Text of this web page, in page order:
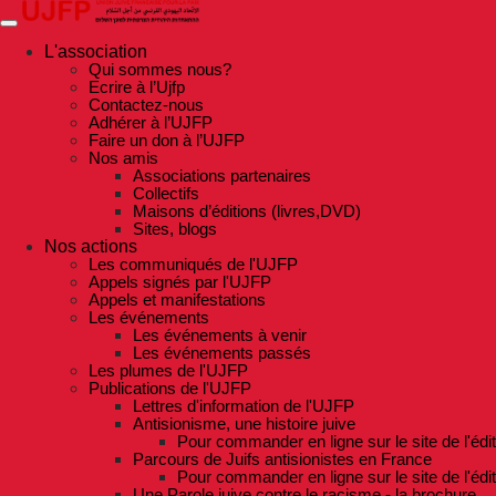
Skip
to
contentL'association
Qui sommes nous?
Ecrire à l’Ujfp
Contactez-nous
Adhérer à l’UJFP
Faire un don à l’UJFP
Nos amis
Associations partenaires
Collectifs
Maisons d’éditions (livres,DVD)
Sites, blogs
Nos actions
Les communiqués de l'UJFP
Appels signés par l'UJFP
Appels et manifestations
Les événements
Les événements à venir
Les événements passés
Les plumes de l'UJFP
Publications de l'UJFP
Lettres d'information de l'UJFP
Antisionisme, une histoire juive
Pour commander en ligne sur le site de
Parcours de Juifs antisionistes en France
Pour commander en ligne sur le site de